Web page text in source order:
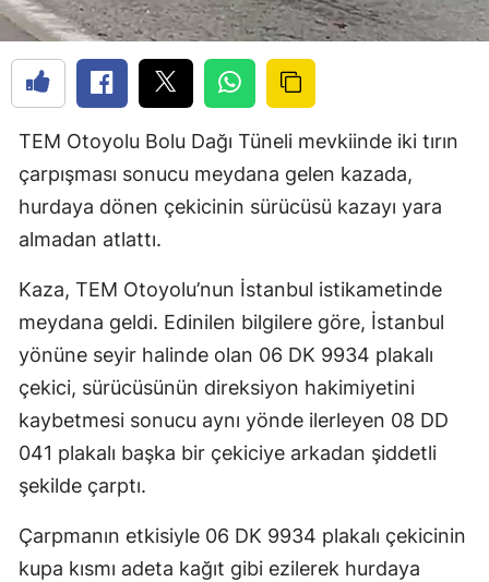
TEM Otoyolu Bolu Dağı Tüneli mevkiinde iki tırın
çarpışması sonucu meydana gelen kazada,
hurdaya dönen çekicinin sürücüsü kazayı yara
almadan atlattı.
Kaza, TEM Otoyolu’nun İstanbul istikametinde
meydana geldi. Edinilen bilgilere göre, İstanbul
yönüne seyir halinde olan 06 DK 9934 plakalı
çekici, sürücüsünün direksiyon hakimiyetini
kaybetmesi sonucu aynı yönde ilerleyen 08 DD
041 plakalı başka bir çekiciye arkadan şiddetli
şekilde çarptı.
Çarpmanın etkisiyle 06 DK 9934 plakalı çekicinin
kupa kısmı adeta kağıt gibi ezilerek hurdaya